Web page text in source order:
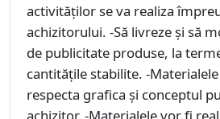
activităţilor se va realiza
achizitorului. -Să livreze şi să
de publicitate produse, la
cantităţile stabilite. -
respecta grafica şi conceptul